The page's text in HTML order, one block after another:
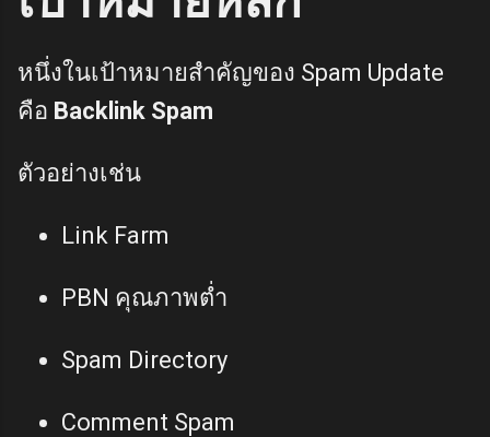
หนึ่งในเป้าหมายสำคัญของ Spam Update
คือ Backlink Spam
ตัวอย่างเช่น
Link Farm
PBN คุณภาพต่ำ
Spam Directory
Comment Spam